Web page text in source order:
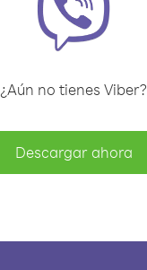
¿Aún no tienes Viber?
Descargar ahora